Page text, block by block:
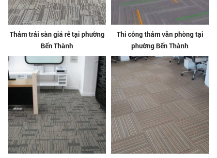
Thảm trải sàn giá rẻ tại phường
Bến Thành
Thi công thảm văn phòng tại
phường Bến Thành